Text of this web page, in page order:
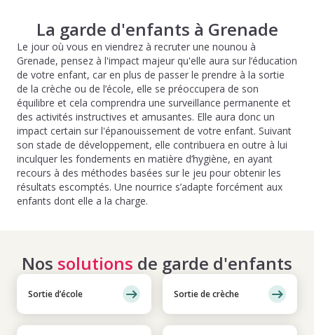
La garde d'enfants à Grenade
Le jour où vous en viendrez à recruter une nounou à
Grenade, pensez à l'impact majeur qu'elle aura sur l’éducation
de votre enfant, car en plus de passer le prendre à la sortie
de la crèche ou de l’école, elle se préoccupera de son
équilibre et cela comprendra une surveillance permanente et
des activités instructives et amusantes. Elle aura donc un
impact certain sur l'épanouissement de votre enfant. Suivant
son stade de développement, elle contribuera en outre à lui
inculquer les fondements en matière d’hygiène, en ayant
recours à des méthodes basées sur le jeu pour obtenir les
résultats escomptés. Une nourrice s’adapte forcément aux
enfants dont elle a la charge.
Nos solutions de garde d'enfants
Sortie d’école Sortie de crèche